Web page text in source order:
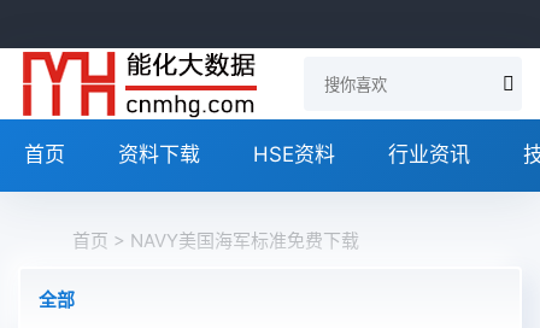
首页 资料下载 HSE资料 行业资讯
首页 > NAVY美国海军标准免费下载
全部